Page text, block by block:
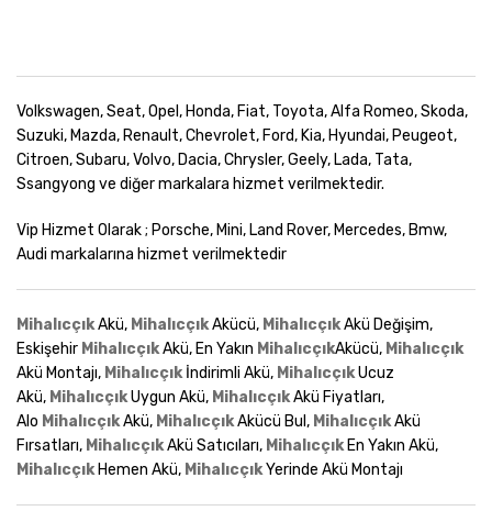
Volkswagen, Seat, Opel, Honda, Fiat, Toyota, Alfa Romeo, Skoda,
Suzuki, Mazda, Renault, Chevrolet, Ford, Kia, Hyundai, Peugeot,
Citroen, Subaru, Volvo, Dacia, Chrysler, Geely, Lada, Tata,
Ssangyong ve diğer markalara hizmet verilmektedir.
Vip Hizmet Olarak ; Porsche, Mini, Land Rover, Mercedes, Bmw,
Audi markalarına hizmet verilmektedir
MihalıcçıkAkü, MihalıcçıkAkücü, MihalıcçıkAkü Değişim,
Eskişehir MihalıcçıkAkü, En Yakın MihalıcçıkAkücü, Mihalıcçık
Akü Montajı, Mihalıcçıkİndirimli Akü, MihalıcçıkUcuz
Akü, MihalıcçıkUygun Akü, MihalıcçıkAkü Fiyatları,
Alo MihalıcçıkAkü, MihalıcçıkAkücü Bul, MihalıcçıkAkü
Fırsatları, MihalıcçıkAkü Satıcıları, MihalıcçıkEn Yakın Akü,
MihalıcçıkHemen Akü, MihalıcçıkYerinde Akü Montajı